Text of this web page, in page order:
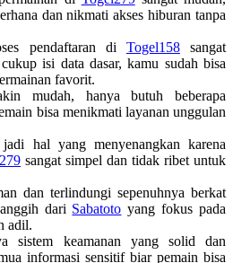
dan nikmati akses hiburan tanpa
pendaftaran di Togel158sangat
isi data dasar, kamu sudah bisa
favorit.
mudah, hanya butuh beberapa
bisa menikmati layanan unggulan
hal yang menyenangkan karena
sangat simpel dan tidak ribet untuk
dan terlindungi sepenuhnya berkat
dari Sabatoto yang fokus pada
adil.
sistem keamanan yang solid dan
informasi sensitif biar pemain bisa